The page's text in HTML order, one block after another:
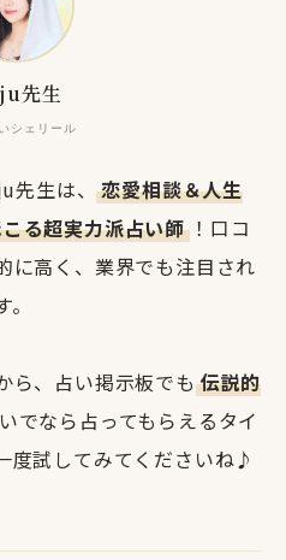
先生
シェリール
先生は、恋愛相談＆人生
る超実力派占い師 ！口コ
に高く、業界でも注目され
ら、占い掲示板でも 伝説的
でなら占ってもらえるタイ
度試してみてくださいね♪